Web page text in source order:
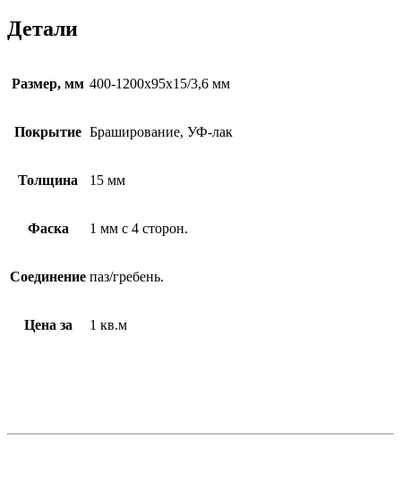
Детали
Размер, мм 400-1200х95х15/3,6 мм
Покрытие Браширование, УФ-лак
Толщина 15 мм
Фаска 1 мм с 4 сторон.
Соединение паз/гребень.
Цена за 1 кв.м